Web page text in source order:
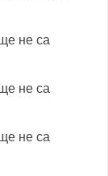
не са
не са
не са